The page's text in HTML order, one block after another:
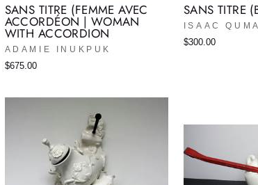
SANS TITRE (FEMME AVEC
ACCORDÉON | WOMAN
WITH ACCORDION
ADAMIE INUKPUK
$675.00
SANS TITRE
ISAAC
$300.00